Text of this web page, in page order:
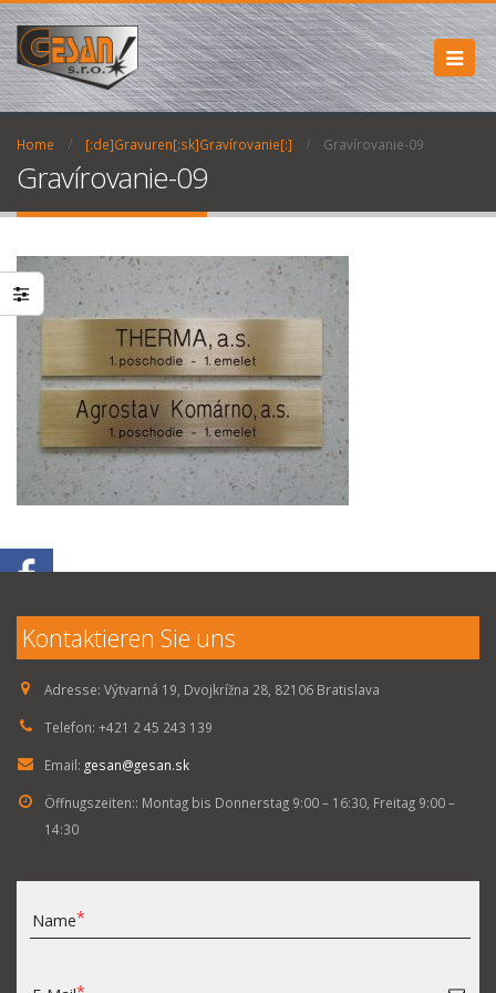
Home [:de]Gravuren[:sk]Gravírovanie[:] Gravírovanie-09
Gravírovanie-09
Kontaktieren Sie uns
Adresse: Výtvarná 19, Dvojkrížna 28, 82106 Bratislava
Telefon: +421 2 45 243 139
Email: gesan@gesan.sk
Öffnugszeiten:: Montag bis Donnerstag 9:00 – 16:30, Freitag 9:00 –
14:30
Name